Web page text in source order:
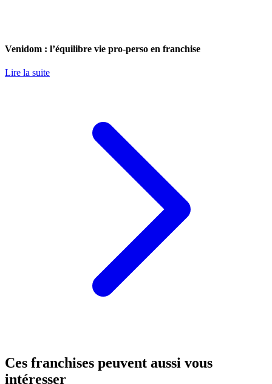
Venidom : l’équilibre vie pro-perso en franchise
Lire la suite
Ces franchises peuvent aussi vous
intéresser